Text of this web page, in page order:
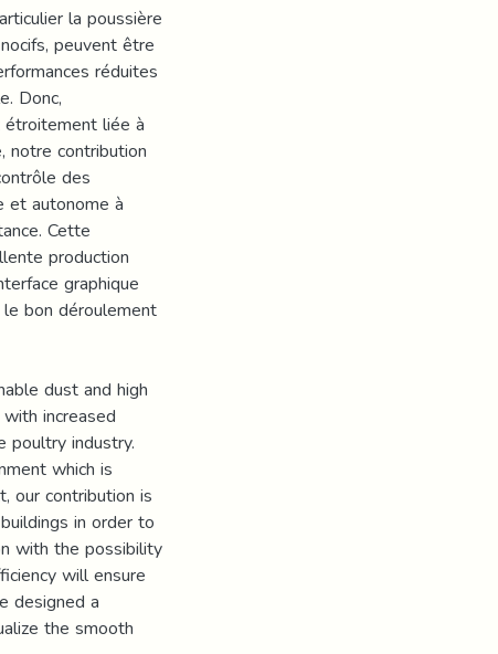
la poussière
peuvent être
réduites
Donc,
liée à
notre contribution
des
et autonome à
Cette
production
graphique
bon déroulement
dust and high
increased
poultry industry.
which is
our contribution is
in order to
with the possibility
will ensure
designed a
the smooth